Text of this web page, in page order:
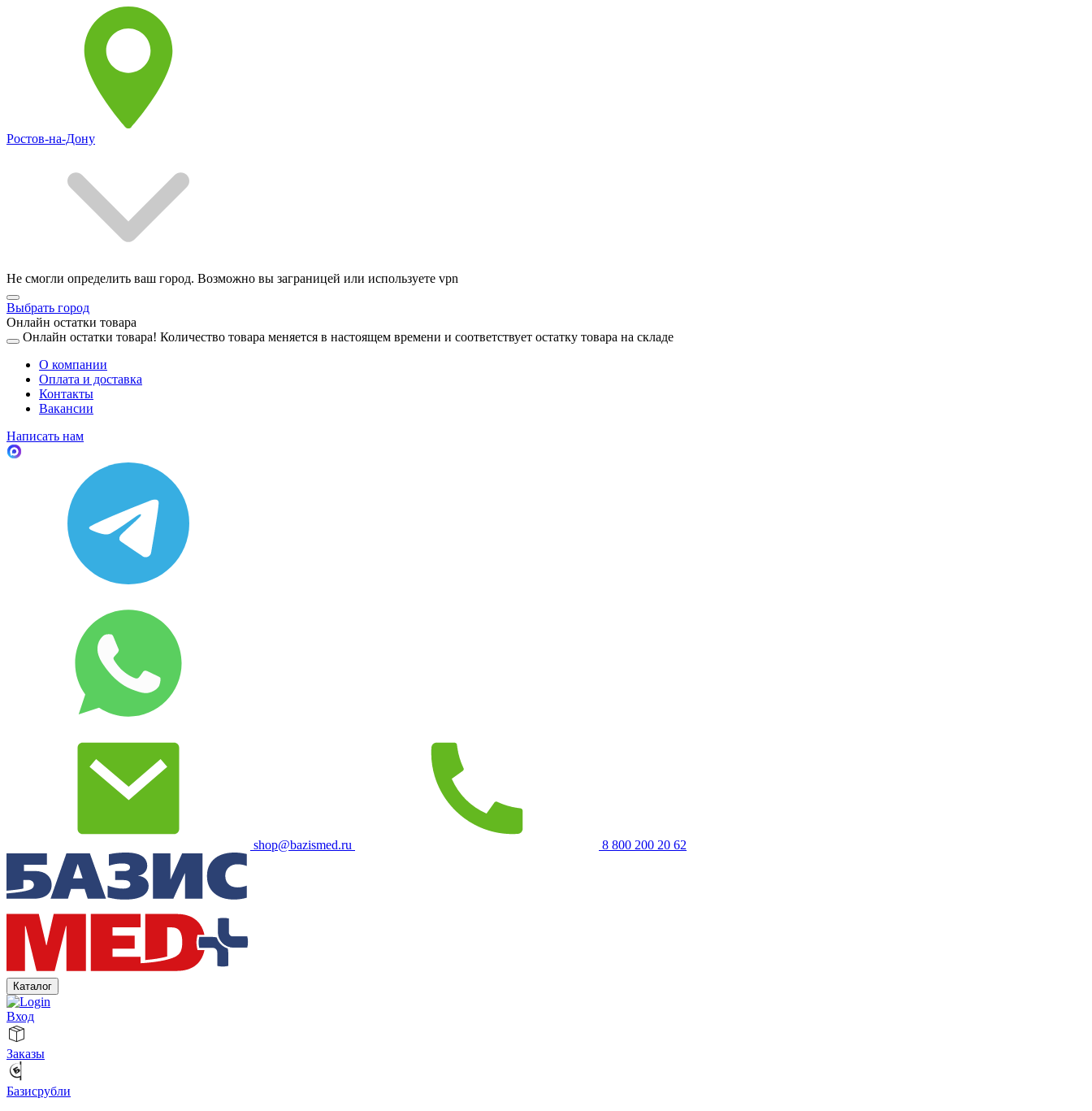
Ростов-на-Дону
Не смогли определить ваш город. Возможно вы заграницей или используете vpn
Выбрать город
Онлайн остатки товара
Онлайн остатки товара! Количество товара меняется в настоящем времени и соответствует остатку товара на складе
О компании
Оплата и доставка
Контакты
Вакансии
Написать нам
shop@bazismed.ru 8 800 200 20 62
Каталог
Вход
Заказы
Базисрубли